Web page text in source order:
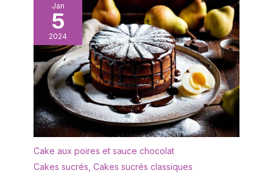
Jan
5
2024
Cake aux poires et sauce chocolat
Cakes sucrés Cakes sucrés classiques